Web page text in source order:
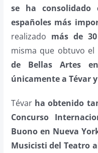
se ha
españoles más
realizado más de
misma que obtuvo el
de Bellas Artes
únicamente a Tévar
Tévar ha obtenido
Concurso
Buono en Nueva
Musicisti del Teatro